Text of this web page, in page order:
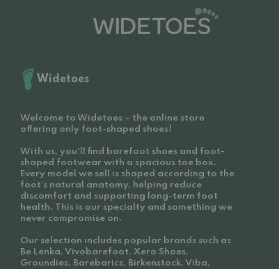
Widetoes
Welcome to Widetoes – the online store
offering only foot-shaped shoes!
With us, you'll find barefoot shoes and foot-
shaped footwear with a spacious toe box.
Every model we sell is shaped according to the
foot’s natural anatomy, helping reduce
discomfort and supporting long-term foot
health. This is our specialty and something we
never compromise on.
Our selection includes popular brands such as
Be Lenka, Vivobarefoot, Xero Shoes,
Groundies, Barebarics, Birkenstock, Viba,